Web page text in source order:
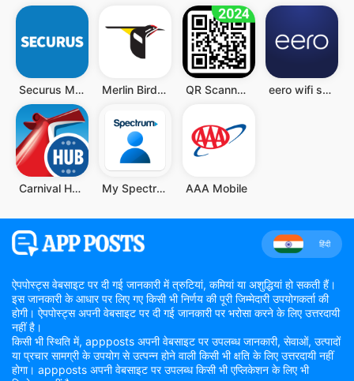
Securus Mobile Merlin Bird ID QR Scanner - Barcode Scanner eero wifi system
Carnival HUB My Spectrum AAA Mobile
हिंदी
ऐपपोस्ट्स वेबसाइट पर दी गई जानकारी में त्रुटियां, कमियां या अशुद्धियां हो सकती हैं।
इस जानकारी के आधार पर लिए गए किसी भी निर्णय की पूरी जिम्मेदारी उपयोगकर्ता की
होगी। ऐपपोस्ट्स अपनी वेबसाइट पर दी गई जानकारी पर भरोसा करने के लिए उत्तरदायी
नहीं है।
किसी भी स्थिति में, appposts अपनी वेबसाइट पर उपलब्ध जानकारी, सेवाओं, उत्पादों
या प्रचार सामग्री के उपयोग से उत्पन्न होने वाली किसी भी क्षति के लिए उत्तरदायी नहीं
होगा। appposts अपनी वेबसाइट पर उपलब्ध किसी भी एप्लिकेशन के लिए भी